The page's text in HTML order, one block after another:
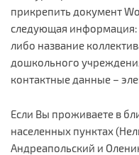
прикрепить документ
следующая
либо название
дошкольного
контактные данные –
Если Вы проживаете в
населенных пунктах
Андреапольский и